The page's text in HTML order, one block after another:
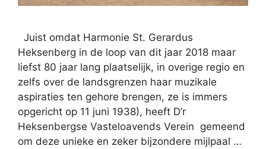
Juist omdat Harmonie St. Gerardus
Heksenberg in de loop van dit jaar 2018 maar
liefst 80 jaar lang plaatselijk, in overige regio en
zelfs over de landsgrenzen haar muzikale
aspiraties ten gehore brengen, ze is immers
opgericht op 11 juni 1938), heeft D’r
Heksenbergse Vasteloavends Verein gemeend
om deze unieke en zeker bijzondere mijlpaal …